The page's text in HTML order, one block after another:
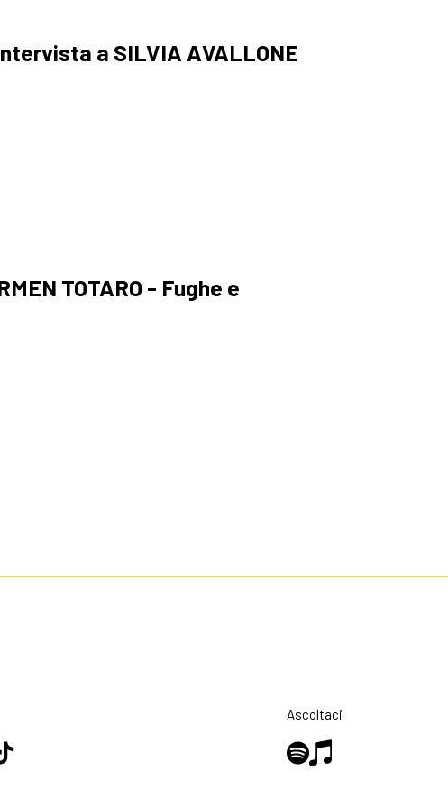
a SILVIA AVALLONE
TOTARO - Fughe e
Ascoltaci